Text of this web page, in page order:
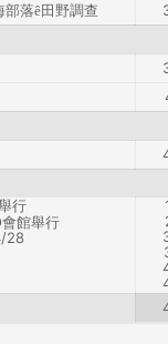
部落ê田野調查
行
會館舉行
28